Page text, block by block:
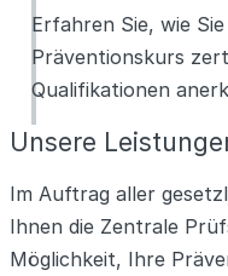
Erfahren Sie, wie
Präventionskurs
Qualifikationen
Unsere
Im Auftrag aller
Ihnen die Zentrale
Möglichkeit, Ihre